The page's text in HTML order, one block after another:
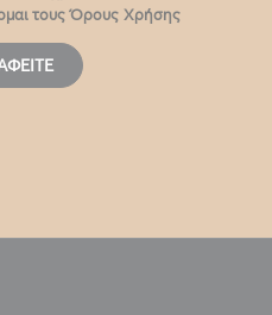
τουςΌρους Χρήσης